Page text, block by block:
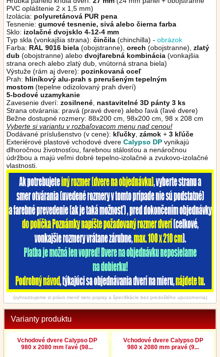
PVC opláštenie 2 x 1,5 mm)
Izolácia: polyuretánová PUR pena
Tesnenie: gumové tesnenie, sivá alebo čierna farba
Sklo: izolačné dvojsklo 4-12-4 mm
Typ skla (vonkajšia strana): činčila (chinchilla) - obrázok
Farba: RAL 9016 biela (obojstranne), orech (obojstranne), zlatý
dub (obojstranne) alebo dvojfarebná kombinácia (vonkajšia
strana orech alebo zlatý dub, vnútorná strana biela)
Výstuže (rám aj dvere): pozinkovaná oceľ
Prah: hliníkový alu-prah s prerušeným tepelným
mostom (tepelne odizolovaný prah dverí)
5-bodové uzamykanie
Zavesenie dverí: zosilnené nastavitelné 3D pánty 3 ks
Strana otvárania: pravá (pravé dvere) alebo ľavá (ľavé dvere)
Bežne dostupné rozmery: 88x200 cm, 98x200 cm, 98 x 208 cm
Vyberte si variantu v rozbaľovacom menu nad cenou!
Dodávané príslušenstvo (v cene): kľučky zámok + 3 kľúče
Exteriérové plastové vchodové dvere Calypso DP vynikajú
dlhoročnou životnosťou, farebnou stálosťou a nenáročnou
údržbou a majú veľmi dobré tepelno-izolačné a zvukovo-izolačné
vlastnosti.
(vyhradzujeme si právo meniť tieto popisy a špecifikácie bez predošlého upozornenia)
Varianty produktu
Vchodové dvere Calypso DP
980 x 2080 mm ľavé (98...
Vchodové dvere Calypso DP
980 x 2080 mm pravé (9...